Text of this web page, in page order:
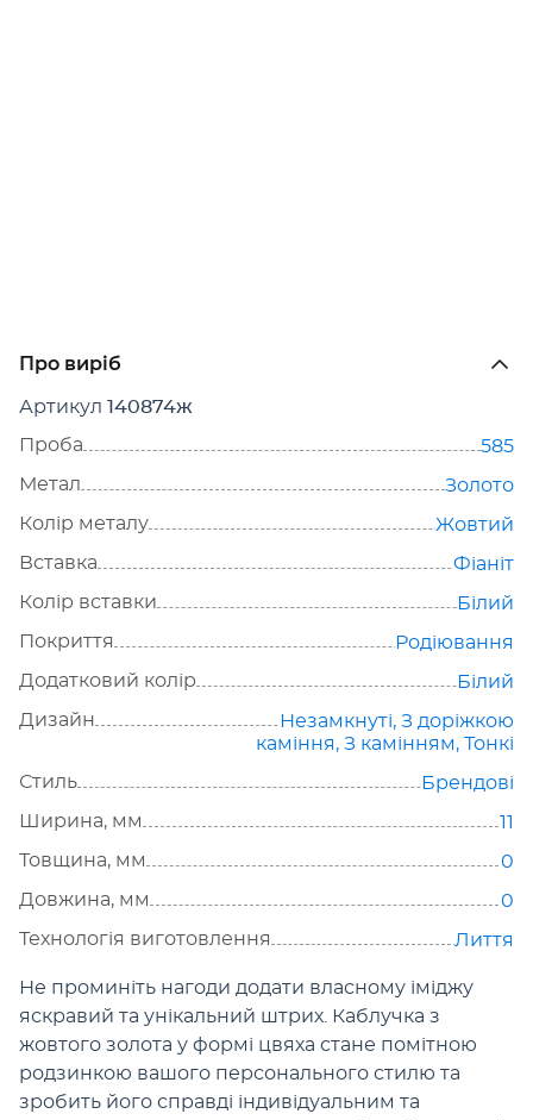
Про виріб
Артикул 140874ж
Проба
585
Метал
Золото
Колір металу
Жовтий
Вставка
Фіаніт
Колір вставки
Білий
Покриття
Родіювання
Додатковий колір
Білий
Дизайн
Незамкнуті, З доріжкою
каміння, З камінням, Тонкі
Стиль
Брендові
Ширина, мм
11
Товщина, мм
0
Довжина, мм
0
Технологія виготовлення
Лиття
Не проминіть нагоди додати власному іміджу
яскравий та унікальний штрих. Каблучка з
жовтого золота у формі цвяха стане помітною
родзинкою вашого персонального стилю та
зробить його справді індивідуальним та